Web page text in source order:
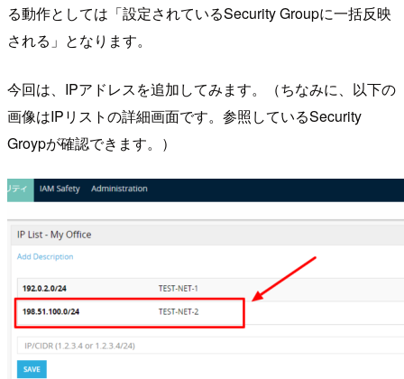
る動作としては「設定されているSecurity Groupに一括反映
される」となります。
今回は、IPアドレスを追加してみます。（ちなみに、以下の
画像はIPリストの詳細画面です。参照しているSecurity
Groypが確認できます。）